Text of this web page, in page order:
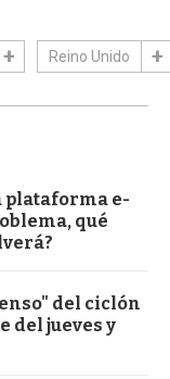
Reino Unido
plataforma e-
qué
del ciclón
del jueves y